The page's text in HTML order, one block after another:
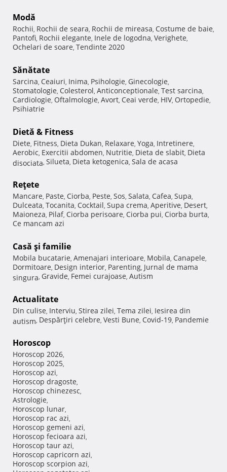
Modă
Rochii, Rochii de seara, Rochii de mireasa, Costume de baie,
Pantofi, Rochii elegante, Inele de logodna, Verighete,
Ochelari de soare, Tendinte 2020
Sănătate
Sarcina, Ceaiuri, Inima, Psihologie, Ginecologie,
Stomatologie, Colesterol, Anticonceptionale, Test sarcina,
Cardiologie, Oftalmologie, Avort, Ceai verde, HIV, Ortopedie,
Psihiatrie
Dietă & Fitness
Diete, Fitness, Dieta Dukan, Relaxare, Yoga, Intretinere,
Aerobic, Exercitii abdomen, Nutritie, Dieta de slabit, Dieta
disociata, Silueta, Dieta ketogenica, Sala de acasa
Reţete
Mancare, Paste, Ciorba, Peste, Sos, Salata, Cafea, Supa,
Dulceata, Tocanita, Cocktail, Supa crema, Aperitive, Desert,
Maioneza, Pilaf, Ciorba perisoare, Ciorba pui, Ciorba burta,
Ce mancam azi
Casă şi familie
Mobila bucatarie, Amenajari interioare, Mobila, Canapele,
Dormitoare, Design interior, Parenting, Jurnal de mama
singura, Gravide, Femei curajoase, Autism
Actualitate
Din culise, Interviu, Stirea zilei, Tema zilei, Iesirea din
autism, Despărţiri celebre, Vesti Bune, Covid-19, Pandemie
Horoscop
Horoscop 2026,
Horoscop 2025,
Horoscop azi,
Horoscop dragoste,
Horoscop chinezesc,
Astrologie,
Horoscop lunar,
Horoscop rac azi,
Horoscop gemeni azi,
Horoscop fecioara azi,
Horoscop taur azi,
Horoscop capricorn azi,
Horoscop scorpion azi,